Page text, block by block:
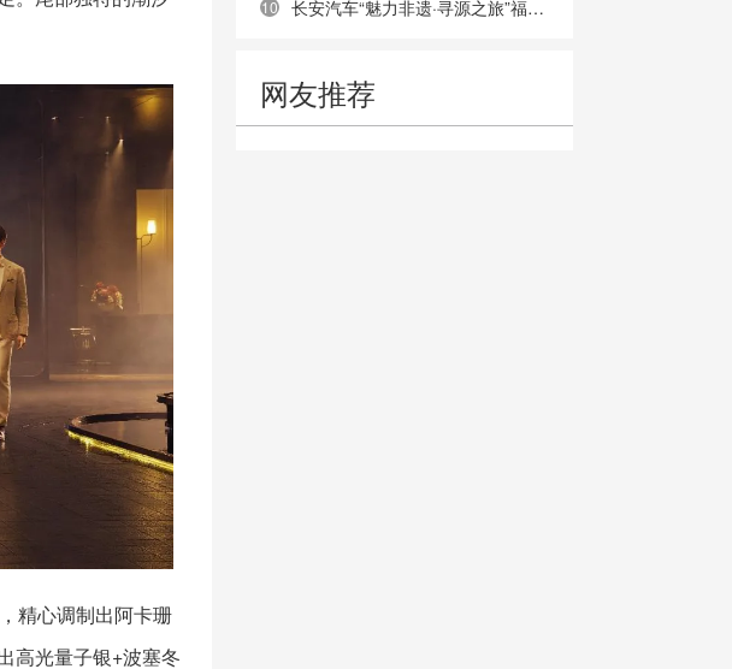
精心调制出阿卡珊
高光量子银+波塞冬
10 长安汽车“魅力非遗·寻源之旅”福州站：共溯海丝文脉，传承船政匠心
网友推荐